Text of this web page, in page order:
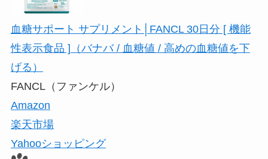
血糖サポート サプリメント│FANCL 30日分 [ 機能
性表示食品 ]（バナバ / 血糖値 / 高めの血糖値を下
げる）
FANCL（ファンケル）
Amazon
楽天市場
Yahooショッピング